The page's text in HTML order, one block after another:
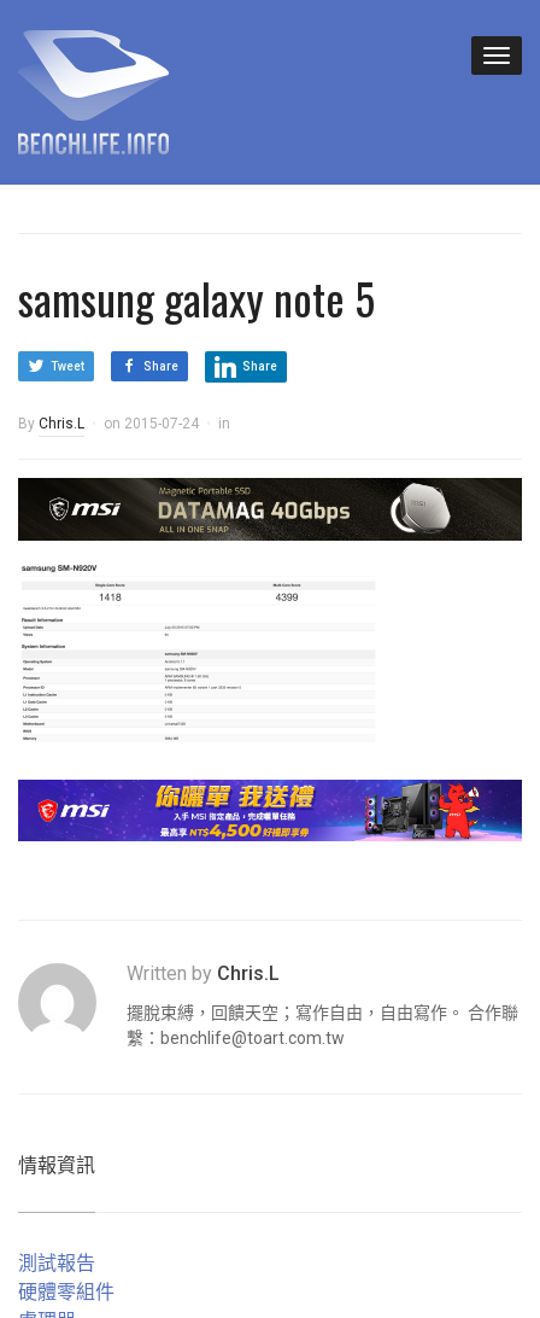
samsung galaxy note 5
Tweet Share Share
By Chris.L on 2015-07-24 in
Written by Chris.L
擺脫束縛，回饋天空；寫作自由，自由寫作。 合作聯
繫： benchlife@toart.com.tw
情報資訊
測試報告
硬體零組件